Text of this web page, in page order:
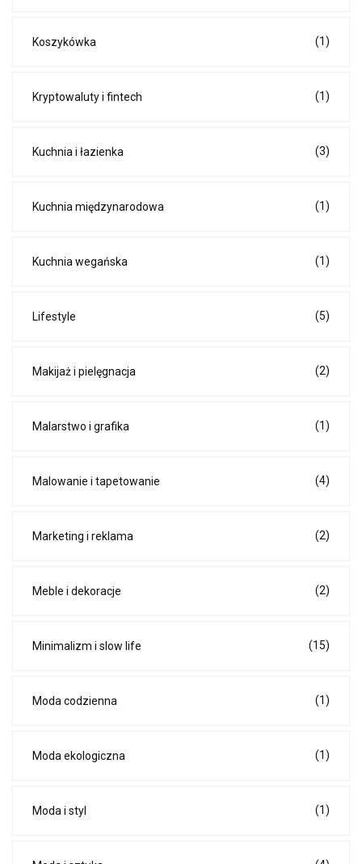
Koszykówka (1)
Kryptowaluty i fintech (1)
Kuchnia i łazienka (3)
Kuchnia międzynarodowa (1)
Kuchnia wegańska (1)
Lifestyle (5)
Makijaż i pielęgnacja (2)
Malarstwo i grafika (1)
Malowanie i tapetowanie (4)
Marketing i reklama (2)
Meble i dekoracje (2)
Minimalizm i slow life (15)
Moda codzienna (1)
Moda ekologiczna (1)
Moda i styl (1)